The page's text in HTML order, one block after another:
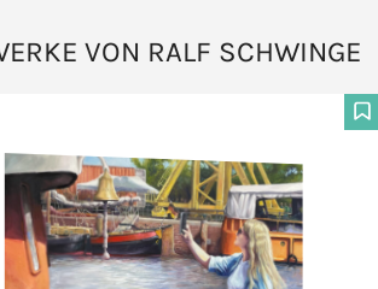
VON RALF SCHWINGE
F